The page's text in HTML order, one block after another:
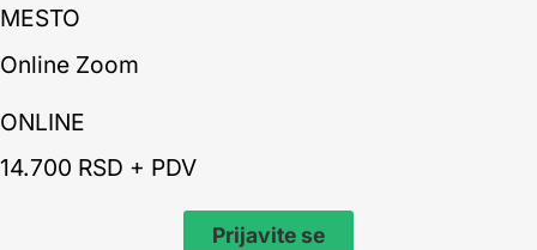
MESTO
Online Zoom
ONLINE
14.700 RSD + PDV
Prijavite se